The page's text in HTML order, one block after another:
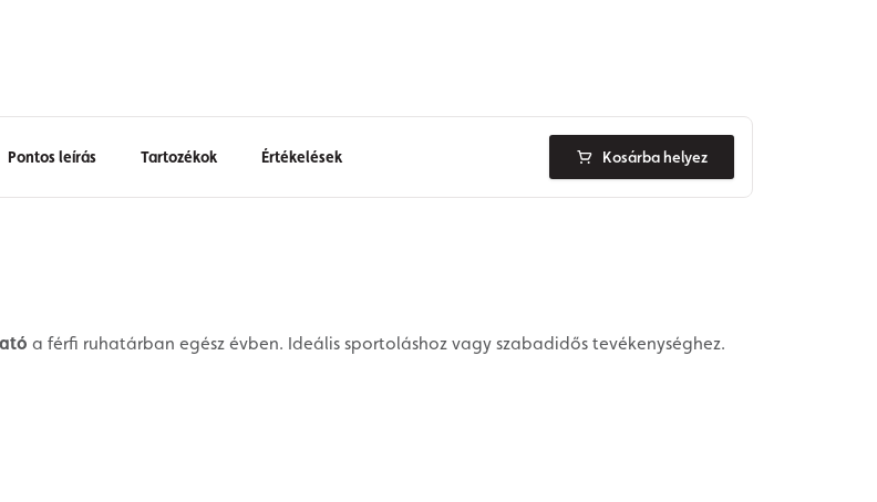
Pontos leírás Tartozékok Értékelések Kosárba helyez
a férfi ruhatárban egész évben. Ideális sportoláshoz vagy szabadidős tevékenységhez.